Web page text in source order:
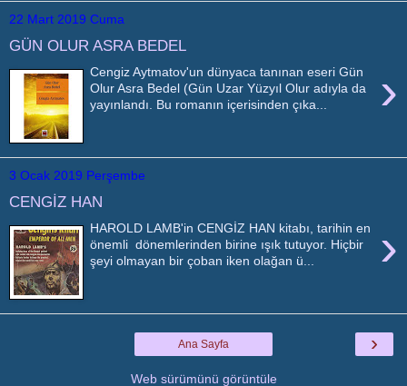
22 Mart 2019 Cuma
GÜN OLUR ASRA BEDEL
›
Cengiz Aytmatov'un dünyaca tanınan eseri Gün
Olur Asra Bedel (Gün Uzar Yüzyıl Olur adıyla da
yayınlandı. Bu romanın içerisinden çıka...
3 Ocak 2019 Perşembe
CENGİZ HAN
›
HAROLD LAMB'in CENGİZ HAN kitabı, tarihin en
önemli dönemlerinden birine ışık tutuyor. Hiçbir
şeyi olmayan bir çoban iken olağan ü...
›
Ana Sayfa
Web sürümünü görüntüle